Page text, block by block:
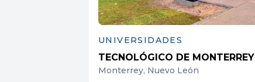
UNIVERSIDADES
TECNOLÓGICO DE MONTERREY
Monterrey, Nuevo León